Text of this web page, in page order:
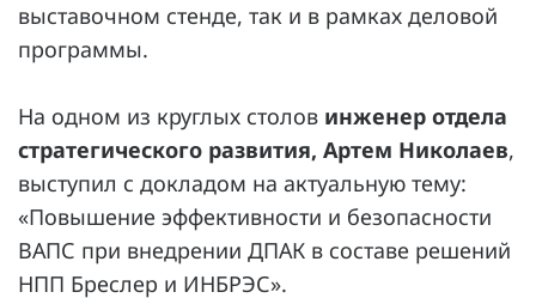
выставочном стенде, так и в рамках деловой
программы.
На одном из круглых столов инженер отдела
стратегического развития, Артем Николаев,
выступил с докладом на актуальную тему:
«Повышение эффективности и безопасности
ВАПС при внедрении ДПАК в составе решений
НПП Бреслер и ИНБРЭС».